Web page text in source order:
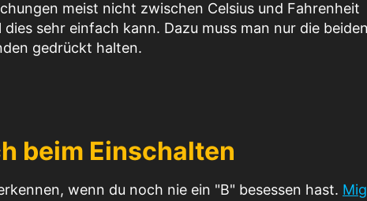
meist nicht zwischen Celsius und Fahrenheit
sehr einfach kann. Dazu muss man nur die
gedrückt halten.
beim Einschalten
wenn du noch nie ein "B" besessen hast.